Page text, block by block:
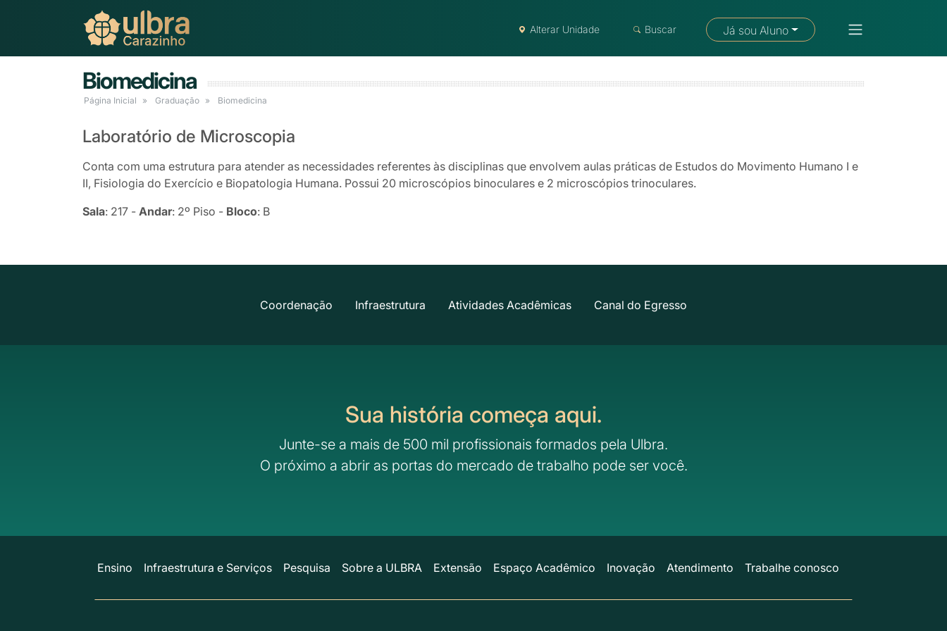
Fale com um consultor
Alterar Unidade Buscar Já sou Aluno
Biomedicina
Página Inicial Graduação Biomedicina
Laboratório de Microscopia
Conta com uma estrutura para atender as necessidades referentes às disciplinas que envolvem aulas práticas de Estudos do Movimento Humano I e
II, Fisiologia do Exercício e Biopatologia Humana. Possui 20 microscópios binoculares e 2 microscópios trinoculares.
Sala: 217 - Andar: 2º Piso - Bloco: B
Coordenação Infraestrutura Atividades Acadêmicas Canal do Egresso
Sua história começa aqui.
Junte-se a mais de 500 mil profissionais formados pela Ulbra.
O próximo a abrir as portas do mercado de trabalho pode ser você.
Ensino Infraestrutura e Serviços Pesquisa Sobre a ULBRA Extensão Espaço Acadêmico Inovação Atendimento Trabalhe conosco